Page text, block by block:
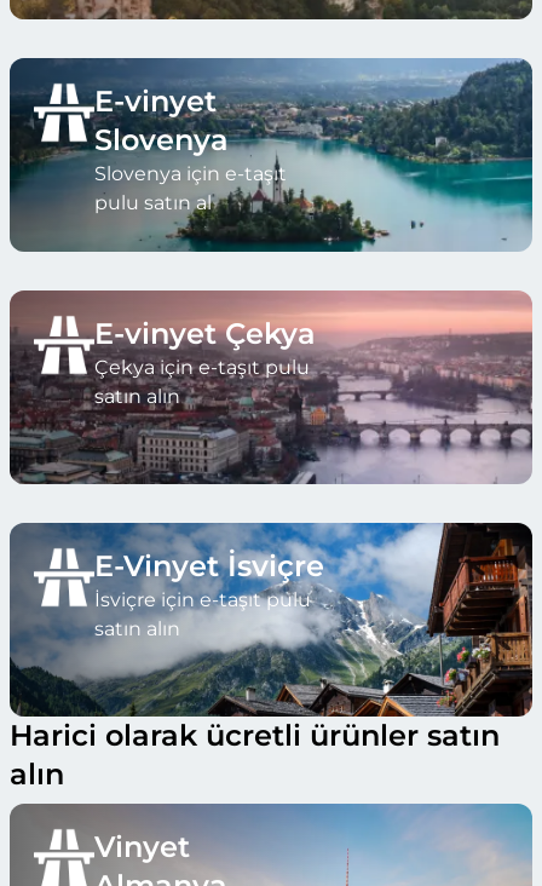
E-vinyet
Slovenya
Slovenya için e-taşıt
pulu satın al
E-vinyet Çekya
Çekya için e-taşıt pulu
satın alın
E-Vinyet İsviçre
İsviçre için e-taşıt pulu
satın alın
Harici olarak ücretli ürünler satın
alın
Vinyet